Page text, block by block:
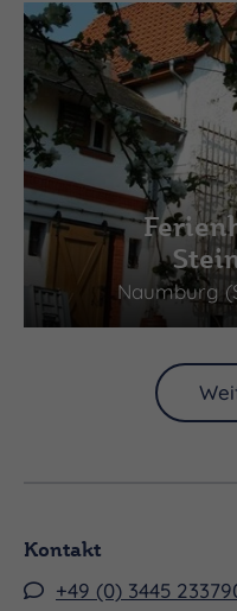
Naumburg
Kontakt
+49 (0) 3445